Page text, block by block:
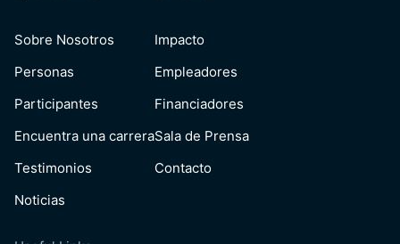
Sobre Nosotros
Personas
Participantes
Encuentra una carrera
Testimonios
Noticias
Impacto
Empleadores
Financiadores
Sala de Prensa
Contacto